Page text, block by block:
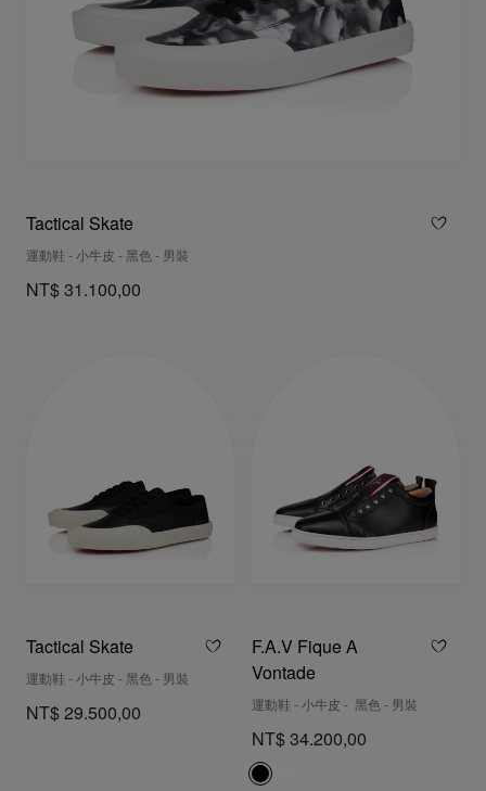
Tactical Skate
運動鞋 - 小牛皮 - 黑色 - 男裝
NT$ 31.100,00
Tactical Skate
運動鞋 - 小牛皮 - 黑色 - 男裝
NT$ 29.500,00
F.A.V Fique A
Vontade
運動鞋 - 小牛皮 - 黑色 - 男裝
NT$ 34.200,00